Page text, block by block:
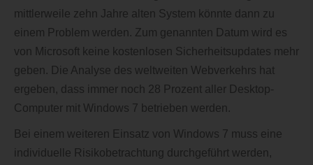
mittlerweile zehn Jahre alten System könnte dann zu
einem Problem werden. Zum genannten Datum wird es
von Microsoft keine kostenlosen Sicherheitsupdates mehr
geben. Die Analyse des weltweiten Webverkehrs hat
ergeben, dass immer noch 28 Prozent aller Desktop-
Computer mit Windows 7 betrieben werden.
Bei einem weiteren Einsatz von Windows 7 muss eine
individuelle Risikobetrachtung durchgeführt werden,